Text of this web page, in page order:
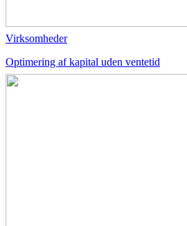
Virksomheder
Optimering af kapital uden ventetid